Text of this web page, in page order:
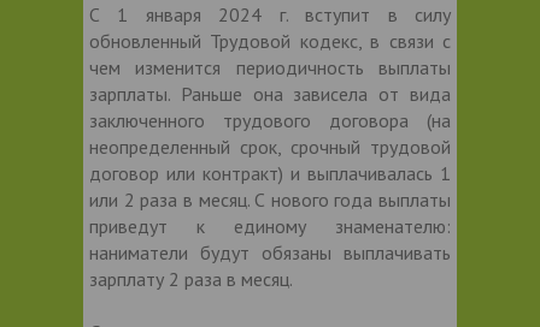
С 1 января 2024 г. вступит в силу
обновленный Трудовой кодекс, в связи с
чем изменится периодичность выплаты
зарплаты. Раньше она зависела от вида
заключенного трудового договора (на
неопределенный срок, срочный трудовой
договор или контракт) и выплачивалась 1
или 2 раза в месяц. С нового года выплаты
приведут к единому знаменателю:
наниматели будут обязаны выплачивать
зарплату 2 раза в месяц.